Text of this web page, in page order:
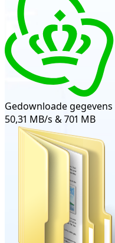
Gedownloade gegevens
50,31 MB/s & 701 MB